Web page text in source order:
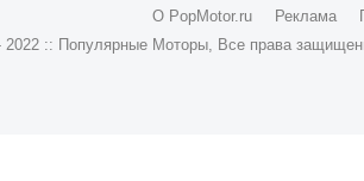
О PopMotor.ru Реклама
2022 :: Популярные Моторы, Все права